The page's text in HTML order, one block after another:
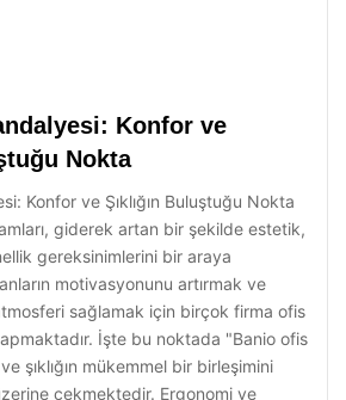
Konfor ve
Nokta
Konfor ve Şıklığın Buluştuğu Nokta
giderek artan bir şekilde estetik,
gereksinimlerini bir araya
motivasyonunu artırmak ve
sağlamak için birçok firma ofis
İşte bu noktada "Banio ofis
şıklığın mükemmel bir birleşimini
çekmektedir. Ergonomi ve